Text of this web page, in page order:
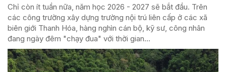
Chỉ còn ít tuần nữa, năm học 2026 - 2027 sẽ bắt đầu. Trên
các công trường xây dựng trường nội trú liên cấp ở các xã
biên giới Thanh Hóa, hàng nghìn cán bộ, kỹ sư, công nhân
đang ngày đêm "chạy đua" với thời gian...